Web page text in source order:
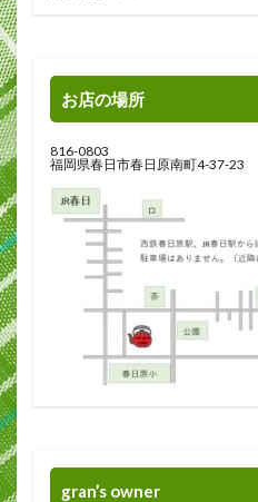
お店の場所
816-0803
福岡県春日市春日原南町4-37-23
gran’s owner